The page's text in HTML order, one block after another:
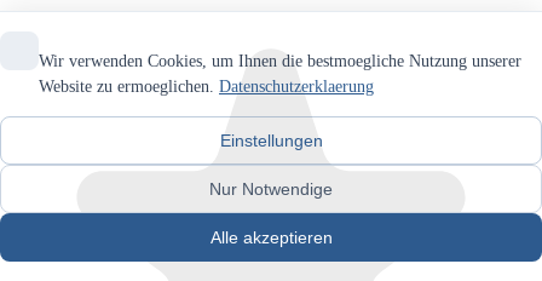
Wir verwenden Cookies, um Ihnen die bestmoegliche Nutzung unserer
Website zu ermoeglichen. Datenschutzerklaerung
Einstellungen
Nur Notwendige
Alle akzeptieren